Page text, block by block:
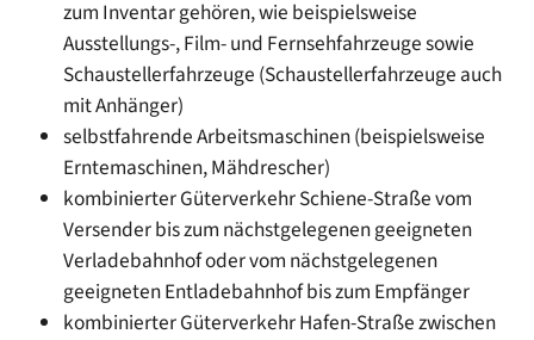
zum Inventar gehören, wie beispielsweise
Ausstellungs-, Film- und Fernsehfahrzeuge sowie
Schaustellerfahrzeuge (Schaustellerfahrzeuge auch
mit Anhänger)
selbstfahrende Arbeitsmaschinen (beispielsweise
Erntemaschinen, Mähdrescher)
kombinierter Güterverkehr Schiene-Straße vom
Versender bis zum nächstgelegenen geeigneten
Verladebahnhof oder vom nächstgelegenen
geeigneten Entladebahnhof bis zum Empfänger
kombinierter Güterverkehr Hafen-Straße zwischen